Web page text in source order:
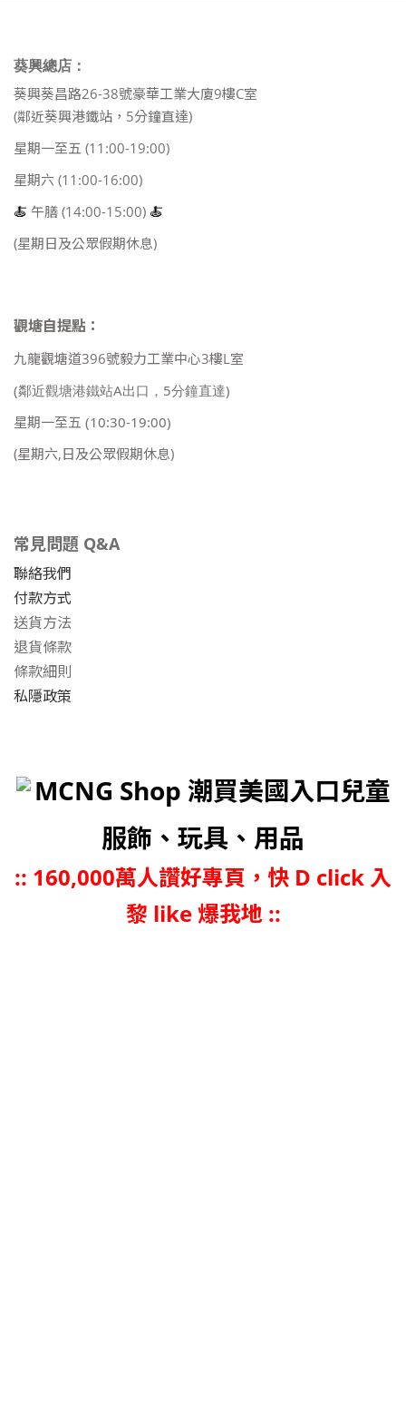
葵興總店：
葵興葵昌路26-38號豪華工業大廈9樓C室
(鄰近葵興港鐵站，5分鐘直達)
星期一至五 (11:00-19:00)
星期六 (11:00-16:00)
🍝 午膳 (14:00-15:00) 🍝
(星期日及公眾假期休息)
觀塘自提點：
九龍觀塘道396號毅力工業中心3樓L室
(鄰近觀塘港鐵站A出口，5分鐘直達)
星期一至五 (10:30-19:00)
(星期六,日及公眾假期休息)
常見問題 Q&A
聯絡我們
付款方式
送貨方法
退貨條款
條款細則
私隱政策
MCNG Shop 潮買美國入口兒童
服飾、玩具、用品
:: 160,000萬人讚好專頁，快 D click 入
黎 like 爆我地 ::